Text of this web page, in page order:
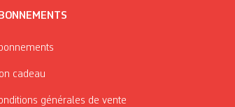
cadeau
générales de vente